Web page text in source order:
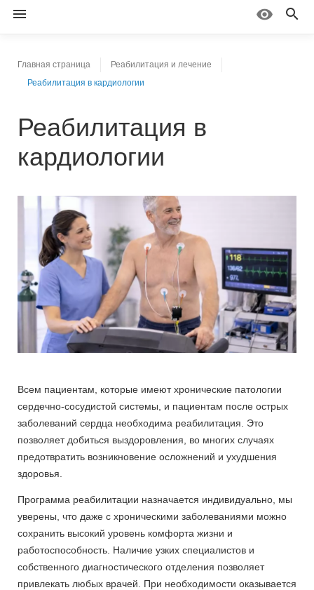
Главная страница
Реабилитация и лечение
Реабилитация в кардиологии
Реабилитация в
кардиологии
Всем пациентам, которые имеют хронические патологии
сердечно-сосудистой системы, и пациентам после острых
заболеваний сердца необходима реабилитация. Это
позволяет добиться выздоровления, во многих случаях
предотвратить возникновение осложнений и ухудшения
здоровья.
Программа реабилитации назначается индивидуально, мы
уверены, что даже с хроническими заболеваниями можно
сохранить высокий уровень комфорта жизни и
работоспособность. Наличие узких специалистов и
собственного диагностического отделения позволяет
привлекать любых врачей. При необходимости оказывается